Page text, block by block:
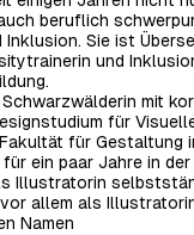
beruflich
Inklusion. Sie ist
und
mit
für
für Gestaltung
ein paar Jahre in der
Illustratorin
allem als
Namen